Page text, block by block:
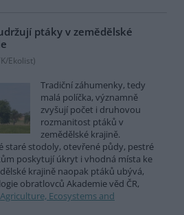
ptáky v zemědělské
Ekolist)
Tradiční záhumenky, tedy
malá políčka, významně
zvyšují počet i druhovou
rozmanitost ptáků v
zemědělské krajině.
staré stodoly, otevřené půdy, pestré
poskytují úkryt i vhodná místa ke
krajině naopak ptáků ubývá,
obratlovců Akademie věd ČR,
Agriculture, Ecosystems and